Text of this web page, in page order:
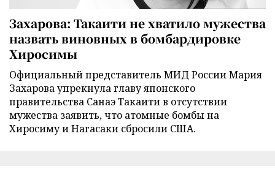
Захарова: Такаити не хватило мужества
назвать виновных в бомбардировке
Хиросимы
Официальный представитель МИД России Мария
Захарова упрекнула главу японского
правительства Санаэ Такаити в отсутствии
мужества заявить, что атомные бомбы на
Хиросиму и Нагасаки сбросили США.